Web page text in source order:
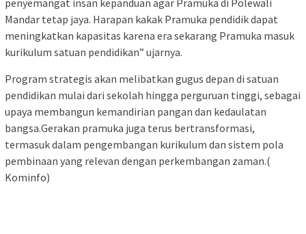
Mandar tetap jaya. Harapan kakak Pramuka pendidik dapat
meningkatkan kapasitas karena era sekarang Pramuka masuk
kurikulum satuan pendidikan” ujarnya.
Program strategis akan melibatkan gugus depan di satuan
pendidikan mulai dari sekolah hingga perguruan tinggi, sebagai
upaya membangun kemandirian pangan dan kedaulatan
bangsa.Gerakan pramuka juga terus bertransformasi,
termasuk dalam pengembangan kurikulum dan sistem pola
pembinaan yang relevan dengan perkembangan zaman.(
Kominfo)